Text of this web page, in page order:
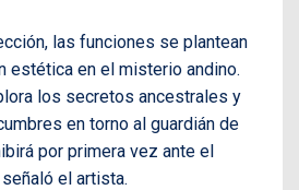
las funciones se plantean
estética en el misterio andino.
los secretos ancestrales y
en torno al guardián de
por primera vez ante el
el artista.